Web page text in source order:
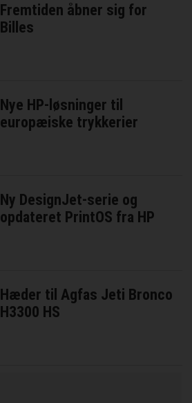
Fremtiden åbner sig for
Billes
Nye HP-løsninger til
europæiske trykkerier
Ny DesignJet-serie og
opdateret PrintOS fra HP
Hæder til Agfas Jeti Bronco
H3300 HS